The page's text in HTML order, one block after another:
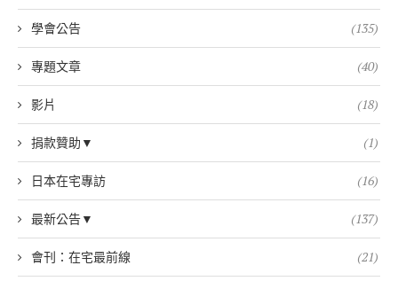
學會公告 (135)
專題文章 (40)
影片 (18)
捐款贊助▼ (1)
日本在宅專訪 (16)
最新公告▼ (137)
會刊：在宅最前線 (21)